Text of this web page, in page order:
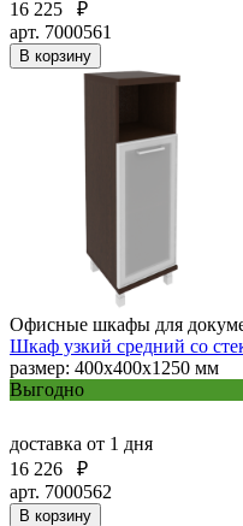
16 225
₽
арт. 7000561
В корзину
Офисные шкафы для
Шкаф узкий средний со
размер: 400х400х1250 мм
Выгодно
доставка от 1 дня
16 226
₽
арт. 7000562
В корзину